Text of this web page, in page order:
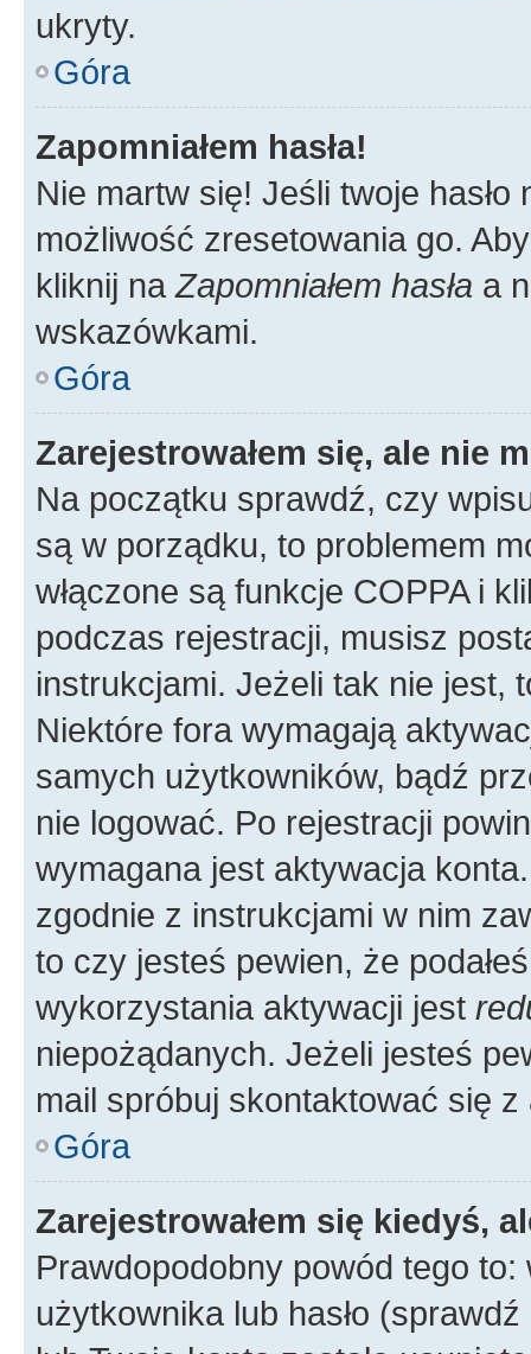
ukryty.
Góra
Zapomniałem hasła!
Nie martw się! Jeśli twoje
możliwość zresetowania go.
kliknij naZapomniałem hasła a
wskazówkami.
Góra
Zarejestrowałem się, ale nie
Na początku sprawdź, czy
są w porządku, to problemem
włączone są funkcje COPPA i
podczas rejestracji, musisz
instrukcjami. Jeżeli tak nie jest,
Niektóre fora wymagają
samych użytkowników, bądź
nie logować. Po rejestracji
wymagana jest aktywacja
zgodnie z instrukcjami w nim
to czy jesteś pewien, że
wykorzystania aktywacji jest
niepożądanych. Jeżeli jesteś
mail spróbuj skontaktować się
Góra
Zarejestrowałem się kiedyś,
Prawdopodobny powód tego to:
użytkownika lub hasło